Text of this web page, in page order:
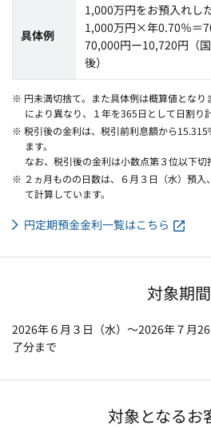
具体例
1,000万円をお預入れし
1,000万円×年0.70％＝
70,000円ー10,720円（
後）
※ 円未満切捨て。また具体例は概算値となり
により異なり、１年を365日として日割り
※ 税引後の金利は、税引前利息額から
ます。
なお、税引後の金利は小数点第３位以下切
※ ２ヵ月ものの日数は、６月３日（水）預入
て計算しています。
円定期預金金利一覧はこちら
対象期間
2026年６月３日（水）～2026年７月
了分まで
対象となるお